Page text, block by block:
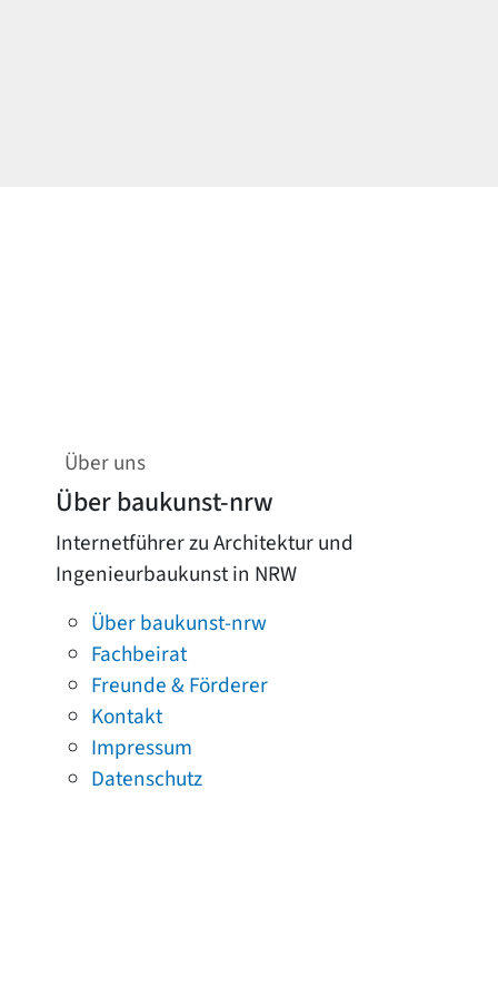
Über uns
Über baukunst-nrw
Internetführer zu Architektur und
Ingenieurbaukunst in NRW
Über baukunst-nrw
Fachbeirat
Freunde & Förderer
Kontakt
Impressum
Datenschutz